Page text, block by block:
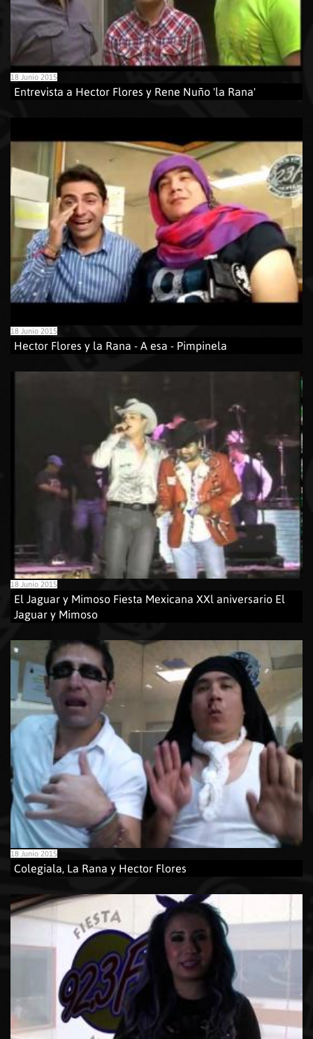
18 Junio 2015
Entrevista a Hector Flores y Rene Nuño 'la Rana'
18 Junio 2015
Hector Flores y la Rana - A esa - Pimpinela
18 Junio 2015
El Jaguar y Mimoso Fiesta Mexicana XXl aniversario El
Jaguar y Mimoso
18 Junio 2015
Colegiala, La Rana y Hector Flores